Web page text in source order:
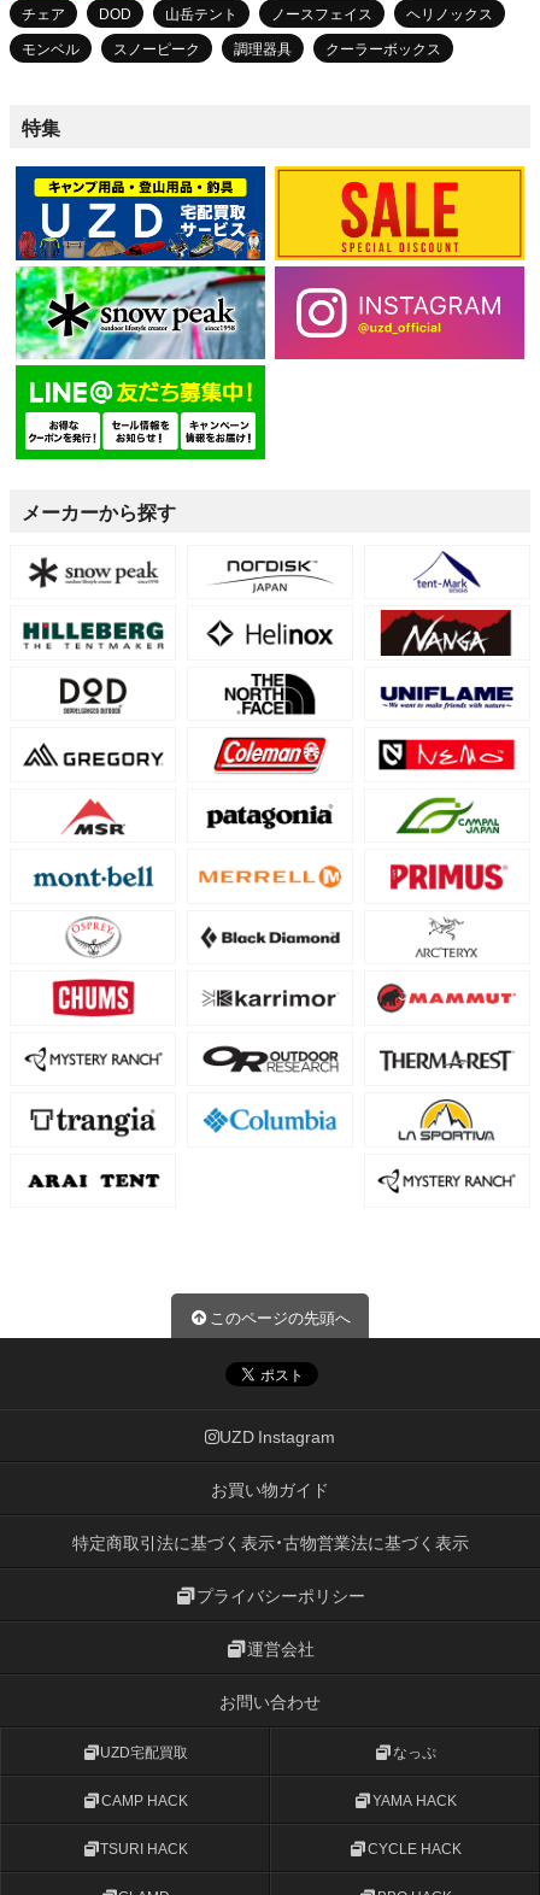
チェア
DOD 山岳テント ノースフェイス
ヘリノックス
モンベル
スノーピーク 調理器具 クーラーボックス
特集
メーカーから探す
このページの先頭へ
UZD Instagram
お買い物ガイド
特定商取引法に基づく表示・古物営業法に基づく表示
プライバシーポリシー
運営会社
お問い合わせ
UZD宅配買取 なっぷ
CAMP HACK YAMA HACK
TSURI HACK CYCLE HACK